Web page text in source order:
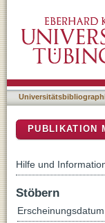
PUBLIKATION
Hilfe und
Stöbern
Erscheinungsdatum